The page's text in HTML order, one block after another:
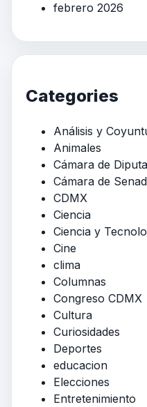
febrero 2026
Categories
Análisis y
Animales
Cámara de
Cámara de
CDMX
Ciencia
Ciencia y
Cine
clima
Columnas
Congreso CDMX
Cultura
Curiosidades
Deportes
educacion
Elecciones
Entretenimiento